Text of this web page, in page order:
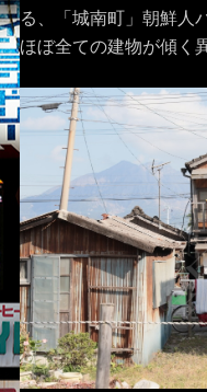
る、「城南町」朝鮮人
ほぼ全ての建物が傾く